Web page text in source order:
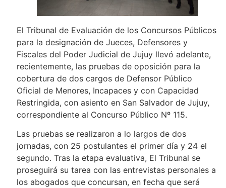
El Tribunal de Evaluación de los Concursos Públicos
para la designación de Jueces, Defensores y
Fiscales del Poder Judicial de Jujuy llevó adelante,
recientemente, las pruebas de oposición para la
cobertura de dos cargos de Defensor Público
Oficial de Menores, Incapaces y con Capacidad
Restringida, con asiento en San Salvador de Jujuy,
correspondiente al Concurso Público Nº 115.
Las pruebas se realizaron a lo largos de dos
jornadas, con 25 postulantes el primer día y 24 el
segundo. Tras la etapa evaluativa, El Tribunal se
proseguirá su tarea con las entrevistas personales a
los abogados que concursan, en fecha que será